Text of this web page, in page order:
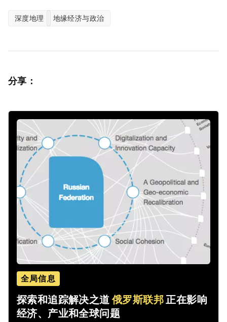
深度地理 地缘经济与政治
分享：
全局信息
探索和追踪解决之道俄罗斯联邦正在影响
经济、产业和全球问题